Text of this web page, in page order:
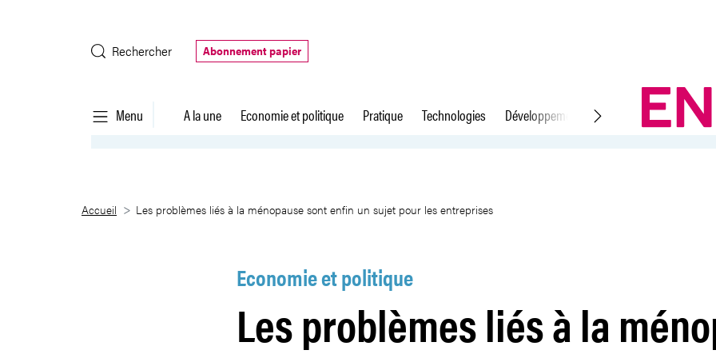
Rechercher
Abonnement papier
Menu A la une Economie et politique Pratique Technologies Développement durable Droit du travail
Les problèmes liés à la ménopause sont enfin un sujet pour les
Accueil Les problèmes liés à la ménopause sont enfin un sujet pour les entreprises
Economie et politique
Les problèmes liés à la